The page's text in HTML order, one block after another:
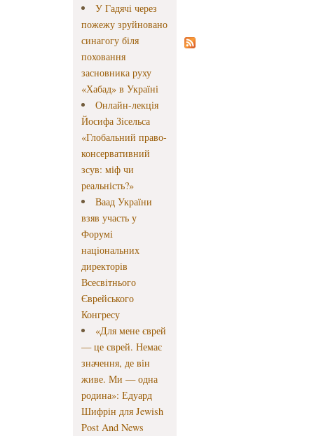
У Гадячі через
пожежу зруйновано
синагогу біля
поховання
засновника руху
«Хабад» в Україні
Онлайн-лекція
Йосифа Зісельса
«Глобальний право-
консервативний
зсув: міф чи
реальність?»
Ваад України
взяв участь у
Форумі
національних
директорів
Всесвітнього
Єврейського
Конгресу
«Для мене єврей
— це єврей. Немає
значення, де він
живе. Ми — одна
родина»: Едуард
Шифрін для Jewish
Post And News